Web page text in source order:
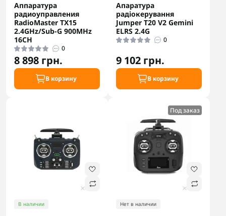
Аппаратура
радиоуправления
RadioMaster TX15
2.4GHz/Sub-G 900MHz
16CH
0
8 898 грн.
В корзину
Апаратура
радіокерування
Jumper T20 V2 Gemini
ELRS 2.4G
0
9 102 грн.
В корзину
В наличии
Под заказ
Нет в наличии